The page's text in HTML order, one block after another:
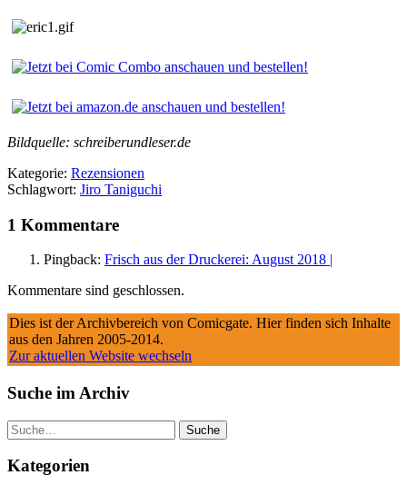
Bildquelle: schreiberundleser.de
Kategorie: Rezensionen
Schlagwort: Jiro Taniguchi
1 Kommentare
Pingback: Frisch aus der Druckerei: August 2018 |
Kommentare sind geschlossen.
Dies ist der Archivbereich von Comicgate. Hier finden sich Inhalte
aus den Jahren 2005-2014.
Zur aktuellen Website wechseln
Suche im Archiv
Suche
Kategorien